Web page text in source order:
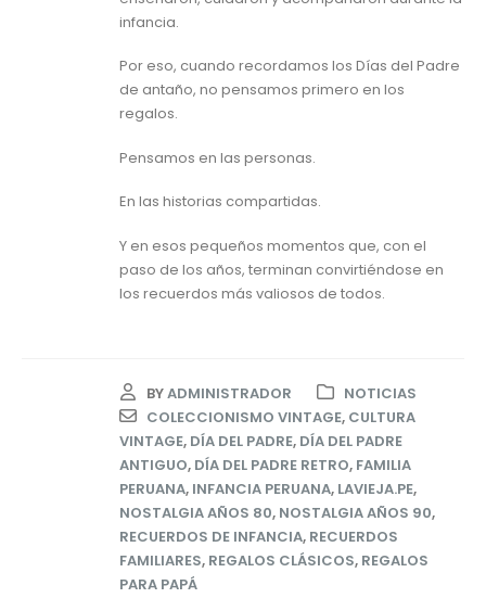
infancia.
Por eso, cuando recordamos los Días del Padre
de antaño, no pensamos primero en los
regalos.
Pensamos en las personas.
En las historias compartidas.
Y en esos pequeños momentos que, con el
paso de los años, terminan convirtiéndose en
los recuerdos más valiosos de todos.
BYADMINISTRADOR
NOTICIAS
COLECCIONISMO VINTAGE, CULTURA
VINTAGE, DÍA DEL PADRE, DÍA DEL PADRE
ANTIGUO, DÍA DEL PADRE RETRO, FAMILIA
PERUANA, INFANCIA PERUANA, LAVIEJA.PE,
NOSTALGIA AÑOS 80, NOSTALGIA AÑOS 90,
RECUERDOS DE INFANCIA, RECUERDOS
FAMILIARES, REGALOS CLÁSICOS, REGALOS
PARA PAPÁ